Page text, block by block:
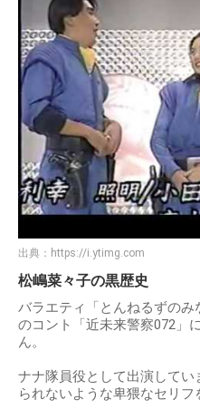
出典： https://i.ytimg.com
松嶋菜々子の黒歴史
バラエティ「とんねるずの
のコント「近未来警察072」
ん。
ナナ隊員役として出演してい
られないような卑猥なセリフ